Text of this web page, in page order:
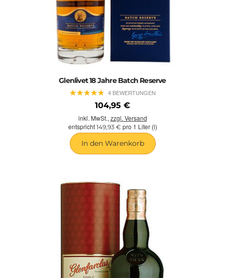
Glenlivet 18 Jahre Batch Reserve
★★★★★
★★★★★ 4 BEWERTUNGEN
104,95 €
inkl. MwSt., zzgl. Versand
entspricht 149,93 € pro 1 Liter (l)
In den Warenkorb